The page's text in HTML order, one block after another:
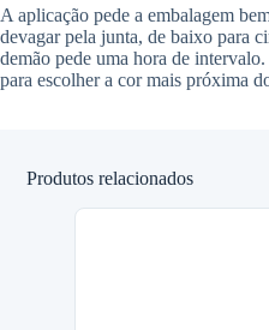
A aplicação pede a embalagem
devagar pela junta, de baixo para
demão pede uma hora de
para escolher a cor mais próxima
Produtos relacionados